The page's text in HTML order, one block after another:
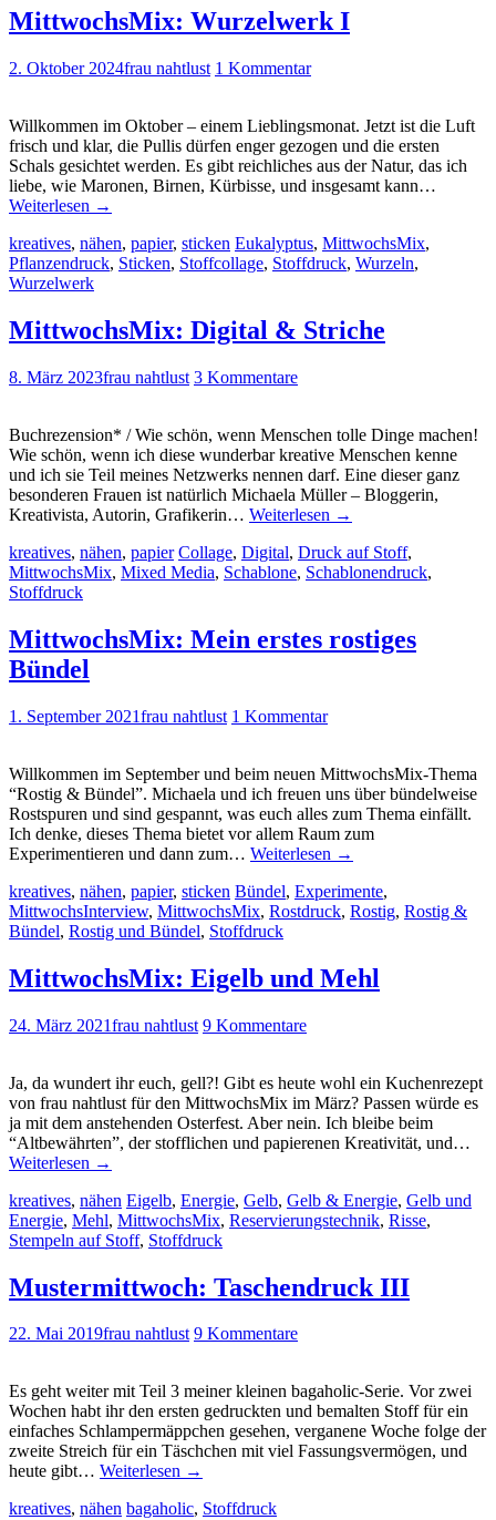
MittwochsMix: Wurzelwerk I
2. Oktober 2024frau nahtlust 1 Kommentar
Willkommen im Oktober – einem Lieblingsmonat. Jetzt ist die Luft
frisch und klar, die Pullis dürfen enger gezogen und die ersten
Schals gesichtet werden. Es gibt reichliches aus der Natur, das ich
liebe, wie Maronen, Birnen, Kürbisse, und insgesamt kann…
Weiterlesen →
kreatives, nähen, papier, sticken Eukalyptus, MittwochsMix,
Pflanzendruck, Sticken, Stoffcollage, Stoffdruck, Wurzeln,
Wurzelwerk
MittwochsMix: Digital & Striche
8. März 2023frau nahtlust 3 Kommentare
Buchrezension* / Wie schön, wenn Menschen tolle Dinge machen!
Wie schön, wenn ich diese wunderbar kreative Menschen kenne
und ich sie Teil meines Netzwerks nennen darf. Eine dieser ganz
besonderen Frauen ist natürlich Michaela Müller – Bloggerin,
Kreativista, Autorin, Grafikerin… Weiterlesen →
kreatives, nähen, papier Collage, Digital, Druck auf Stoff,
MittwochsMix, Mixed Media, Schablone, Schablonendruck,
Stoffdruck
MittwochsMix: Mein erstes rostiges
Bündel
1. September 2021frau nahtlust 1 Kommentar
Willkommen im September und beim neuen MittwochsMix-Thema
“Rostig & Bündel”. Michaela und ich freuen uns über bündelweise
Rostspuren und sind gespannt, was euch alles zum Thema einfällt.
Ich denke, dieses Thema bietet vor allem Raum zum
Experimentieren und dann zum… Weiterlesen →
kreatives, nähen, papier, sticken Bündel, Experimente,
MittwochsInterview, MittwochsMix, Rostdruck, Rostig, Rostig &
Bündel, Rostig und Bündel, Stoffdruck
MittwochsMix: Eigelb und Mehl
24. März 2021frau nahtlust 9 Kommentare
Ja, da wundert ihr euch, gell?! Gibt es heute wohl ein Kuchenrezept
von frau nahtlust für den MittwochsMix im März? Passen würde es
ja mit dem anstehenden Osterfest. Aber nein. Ich bleibe beim
“Altbewährten”, der stofflichen und papierenen Kreativität, und…
Weiterlesen →
kreatives, nähen Eigelb, Energie, Gelb, Gelb & Energie, Gelb und
Energie, Mehl, MittwochsMix, Reservierungstechnik, Risse,
Stempeln auf Stoff, Stoffdruck
Mustermittwoch: Taschendruck III
22. Mai 2019frau nahtlust 9 Kommentare
Es geht weiter mit Teil 3 meiner kleinen bagaholic-Serie. Vor zwei
Wochen habt ihr den ersten gedruckten und bemalten Stoff für ein
einfaches Schlampermäppchen gesehen, verganene Woche folge der
zweite Streich für ein Täschchen mit viel Fassungsvermögen, und
heute gibt… Weiterlesen →
kreatives, nähen bagaholic, Stoffdruck